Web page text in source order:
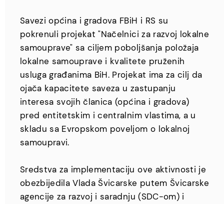
Savezi općina i gradova FBiH i RS su
pokrenuli projekat "Načelnici za razvoj lokalne
samouprave" sa ciljem poboljšanja položaja
lokalne samouprave i kvalitete pruženih
usluga građanima BiH. Projekat ima za cilj da
ojača kapacitete saveza u zastupanju
interesa svojih članica (općina i gradova)
pred entitetskim i centralnim vlastima, a u
skladu sa Evropskom poveljom o lokalnoj
samoupravi.
Sredstva za implementaciju ove aktivnosti je
obezbijedila Vlada Švicarske putem Švicarske
agencije za razvoj i saradnju (SDC-om) i